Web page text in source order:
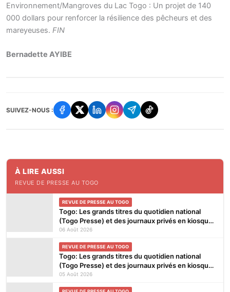
Environnement/Mangroves du Lac Togo : Un projet de 140
000 dollars pour renforcer la résilience des pêcheurs et des
mareyeuses. FIN
Bernadette AYIBE
SUIVEZ-NOUS :
À LIRE AUSSI
REVUE DE PRESSE AU TOGO
REVUE DE PRESSE AU TOGO
Togo: Les grands titres du quotidien national
(Togo Presse) et des journaux privés en kiosques
ce jeudi 6 Août 2026
06 Août 2026
REVUE DE PRESSE AU TOGO
Togo: Les grands titres du quotidien national
(Togo Presse) et des journaux privés en kiosques
ce mercredi 5 Août 2026
05 Août 2026